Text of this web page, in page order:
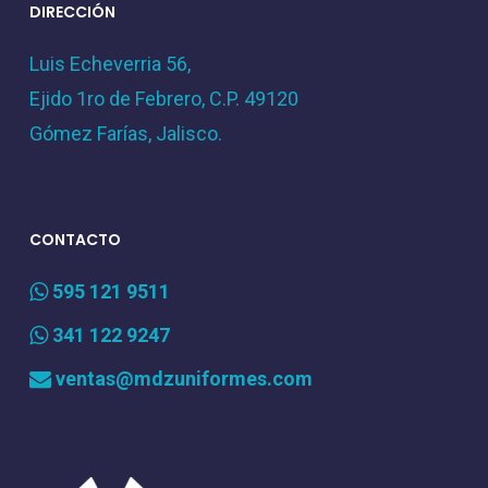
DIRECCIÓN
Luis Echeverria 56,
Ejido 1ro de Febrero, C.P. 49120
Gómez Farías, Jalisco.
CONTACTO
595 121 9511
341 122 9247
ventas@mdzuniformes.com